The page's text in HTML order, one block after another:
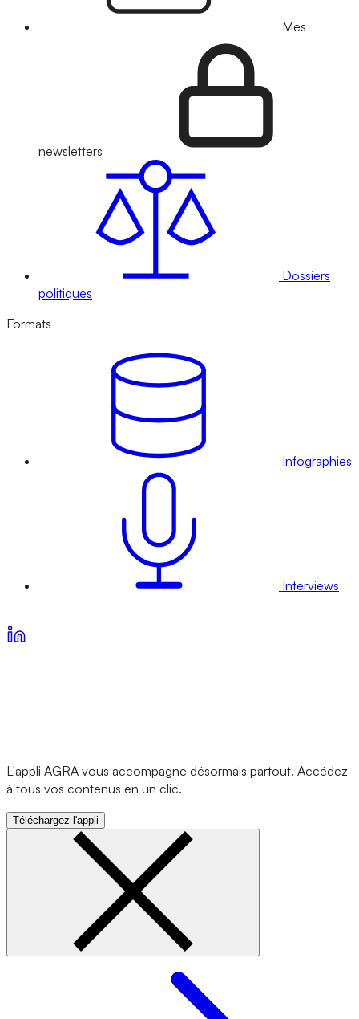
Mes
newsletters
Dossiers
politiques
Formats
Infographies
Interviews
L'appli AGRA vous accompagne désormais partout. Accédez
à tous vos contenus en un clic.
Téléchargez l'appli